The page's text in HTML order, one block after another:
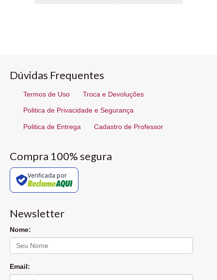
Dúvidas Frequentes
Termos de Uso Troca e Devoluções
Politica de Privacidade e Segurança
Politica de Entrega Cadastro de Professor
Compra 100% segura
Verificada por
Newsletter
Nome:
Email: